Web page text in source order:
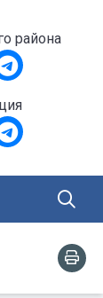
района